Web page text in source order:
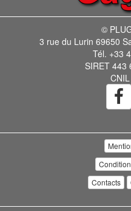
©
3 rue du Lurin 69650
Tél. +33
SIRET 443
Contacts